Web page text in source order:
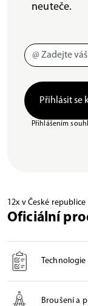
neuteče.
Přihlásit se
Přihlášením
12x v České republice
Oficiální
Broušení a